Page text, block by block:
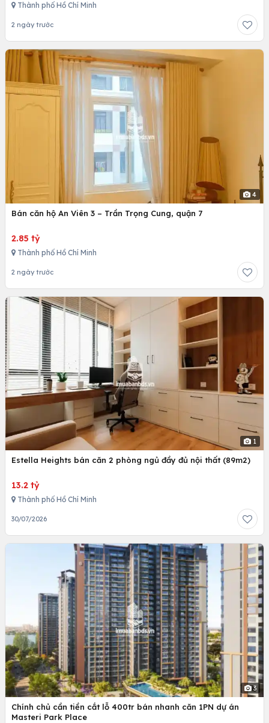
Thành phố Hồ Chí Minh
2 ngày trước
4
Bán căn hộ An Viên 3 – Trần Trọng Cung, quận 7
2.85 tỷ
Thành phố Hồ Chí Minh
2 ngày trước
1
Estella Heights bán căn 2 phòng ngủ đầy đủ nội thất (89m2)
13.2 tỷ
Thành phố Hồ Chí Minh
30/07/2026
3
Chính chủ cần tiền cắt lỗ 400tr bán nhanh căn 1PN dự án
Masteri Park Place